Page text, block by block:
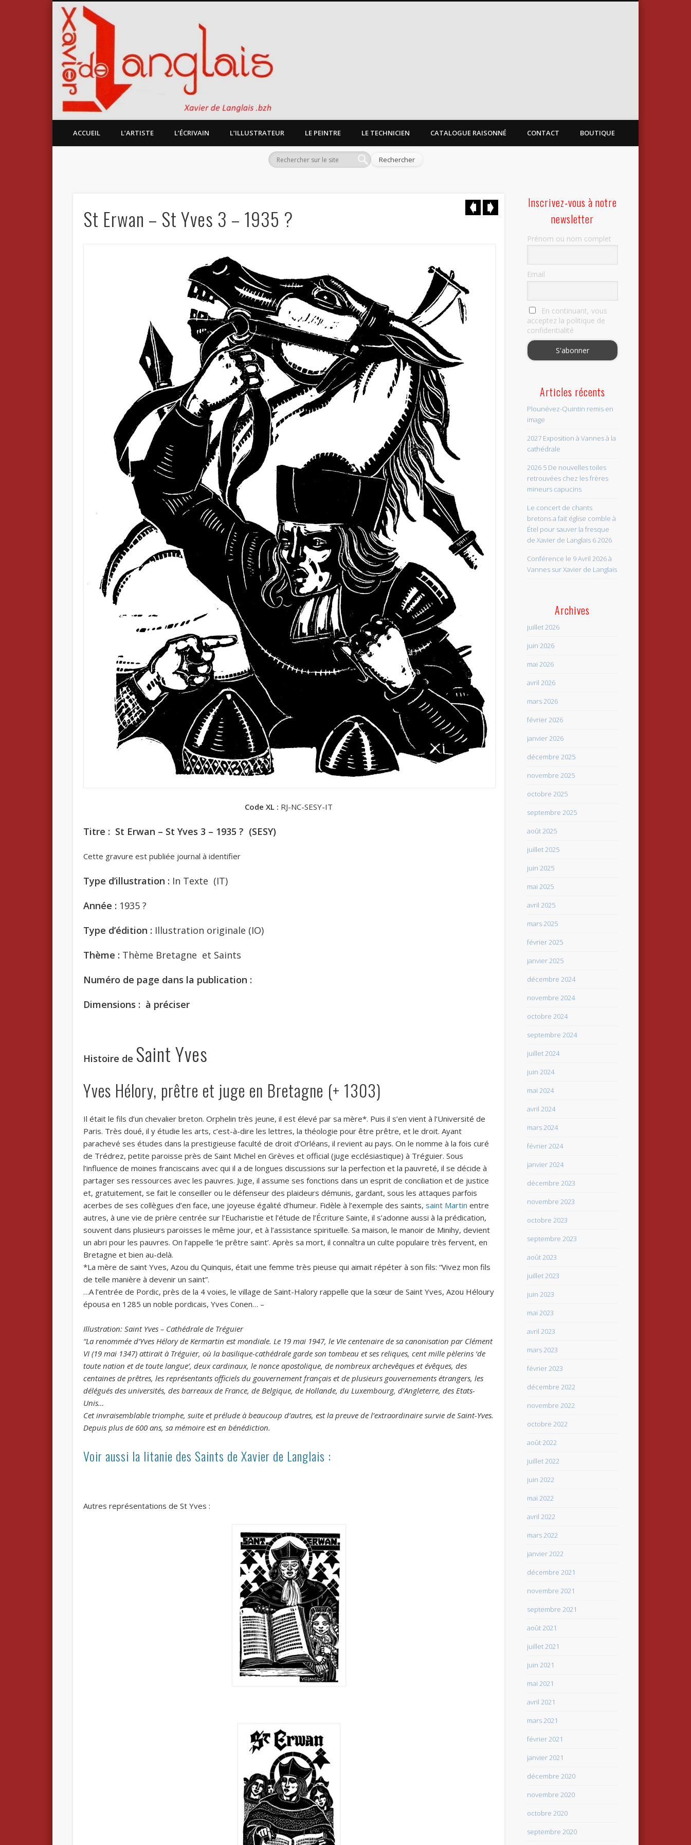
ACCUEIL L’ARTISTE L’ÉCRIVAIN L’ILLUSTRATEUR LE PEINTRE LE TECHNICIEN CATALOGUE RAISONNÉ CONTACT BOUTIQUE
St Erwan – St Yves 3 – 1935 ?
Code XL : RJ-NC-SESY-IT
Titre : St Erwan – St Yves 3 – 1935 ? (SESY)
Cette gravure est publiée journal à identifier
Type d’illustration : In Texte (IT)
Année : 1935 ?
Type d’édition : Illustration originale (IO)
Thème : Thème Bretagne et Saints
Numéro de page dans la publication :
Dimensions : à préciser
Histoire de Saint Yves
Yves Hélory, prêtre et juge en Bretagne (+ 1303)
Il était le fils d’un chevalier breton. Orphelin très jeune, il est élevé par sa mère*. Puis il s’en vient à l’Université de
Paris. Très doué, il y étudie les arts, c’est-à-dire les lettres, la théologie pour être prêtre, et le droit. Ayant
parachevé ses études dans la prestigieuse faculté de droit d’Orléans, il revient au pays. On le nomme à la fois curé
de Trédrez, petite paroisse près de Saint Michel en Grèves et official (juge ecclésiastique) à Tréguier. Sous
l’influence de moines franciscains avec qui il a de longues discussions sur la perfection et la pauvreté, il se décide à
partager ses ressources avec les pauvres. Juge, il assume ses fonctions dans un esprit de conciliation et de justice
et, gratuitement, se fait le conseiller ou le défenseur des plaideurs démunis, gardant, sous les attaques parfois
acerbes de ses collègues d’en face, une joyeuse égalité d’humeur. Fidèle à l’exemple des saints,saint Martin entre
autres, à une vie de prière centrée sur l’Eucharistie et l’étude de l’Écriture Sainte, il s’adonne aussi à la prédication,
souvent dans plusieurs paroisses le même jour, et à l’assistance spirituelle. Sa maison, le manoir de Minihy, devient
un abri pour les pauvres. On l’appelle ‘le prêtre saint’. Après sa mort, il connaîtra un culte populaire très fervent, en
Bretagne et bien au-delà.
*La mère de saint Yves, Azou du Quinquis, était une femme très pieuse qui aimait répéter à son fils: “Vivez mon fils
de telle manière à devenir un saint”.
…A l’entrée de Pordic, près de la 4 voies, le village de Saint-Halory rappelle que la sœur de Saint Yves, Azou Héloury
épousa en 1285 un noble pordicais, Yves Conen… –
Illustration: Saint Yves – Cathédrale de Tréguier
“La renommée d’Yves Hélory de Kermartin est mondiale. Le 19 mai 1947, le VIe centenaire de sa canonisation par Clément
VI (19 mai 1347) attirait à Tréguier, où la basilique-cathédrale garde son tombeau et ses reliques, cent mille pèlerins ‘de
toute nation et de toute langue’, deux cardinaux, le nonce apostolique, de nombreux archevêques et évêques, des
centaines de prêtres, les représentants officiels du gouvernement français et de plusieurs gouvernements étrangers, les
délégués des universités, des barreaux de France, de Belgique, de Hollande, du Luxembourg, d’Angleterre, des Etats-
Unis…
Cet invraisemblable triomphe, suite et prélude à beaucoup d’autres, est la preuve de l’extraordinaire survie de Saint-Yves.
Depuis plus de 600 ans, sa mémoire est en bénédiction.
Voir aussi la litanie des Saints de Xavier de Langlais :
Autres représentations de St Yves :
Inscrivez-vous à notre
newsletter
Prénom ou nom complet
Email
En continuant, vous
acceptez la politique de
confidentialité
Articles récents
Plounévez-Quintin remis en
image
2027 Exposition à Vannes à la
cathédrale
2026 5 De nouvelles toiles
retrouvées chez les frères
mineurs capucins
Le concert de chants
bretons a fait église comble à
Étel pour sauver la fresque
de Xavier de Langlais 6 2026
Conférence le 9 Avril 2026 à
Vannes sur Xavier de Langlais
Archives
juillet 2026
juin 2026
mai 2026
avril 2026
mars 2026
février 2026
janvier 2026
décembre 2025
novembre 2025
octobre 2025
septembre 2025
août 2025
juillet 2025
juin 2025
mai 2025
avril 2025
mars 2025
février 2025
janvier 2025
décembre 2024
novembre 2024
octobre 2024
septembre 2024
juillet 2024
juin 2024
mai 2024
avril 2024
mars 2024
février 2024
janvier 2024
décembre 2023
novembre 2023
octobre 2023
septembre 2023
août 2023
juillet 2023
juin 2023
mai 2023
avril 2023
mars 2023
février 2023
décembre 2022
novembre 2022
octobre 2022
août 2022
juillet 2022
juin 2022
mai 2022
avril 2022
mars 2022
janvier 2022
décembre 2021
novembre 2021
septembre 2021
août 2021
juillet 2021
juin 2021
mai 2021
avril 2021
mars 2021
février 2021
janvier 2021
décembre 2020
novembre 2020
octobre 2020
septembre 2020